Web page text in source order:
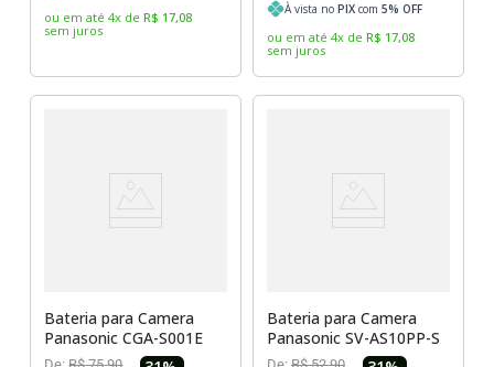
ou em até 4x de R$ 17,08
sem juros
À vista no PIX com 5% OFF
ou em até 4x de R$ 17,08
sem juros
Bateria para Camera
Panasonic CGA-S001E
Bateria para Camera
Panasonic SV-AS10PP-S